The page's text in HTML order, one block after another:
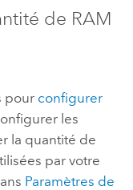
de RAM
pour configurer
les
la quantité de
par votre
Paramètres de